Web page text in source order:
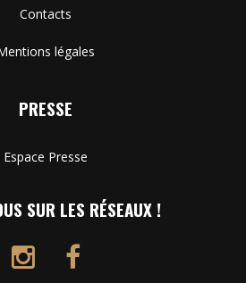
Contacts
légales
PRESSE
Espace Presse
SUR LES RÉSEAUX !